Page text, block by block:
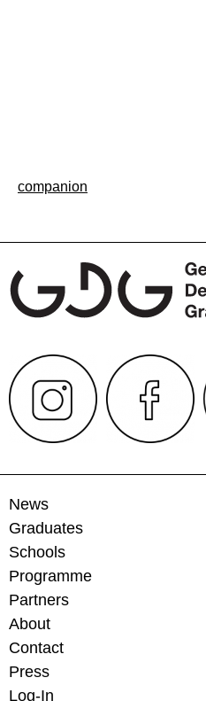
Beitragsnavigation
companion
News
Graduates
Schools
Programme
Partners
About
Contact
Press
Log-In